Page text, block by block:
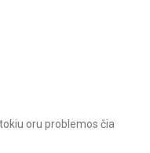
oru problemos čia